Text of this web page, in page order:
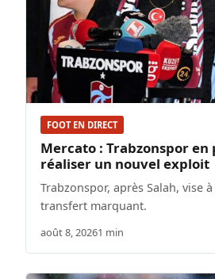
FOOT EN DIRECT
Mercato : Trabzonspor en
réaliser un nouvel exploit
Trabzonspor, après Salah, vise
transfert marquant.
août 8, 20261 min